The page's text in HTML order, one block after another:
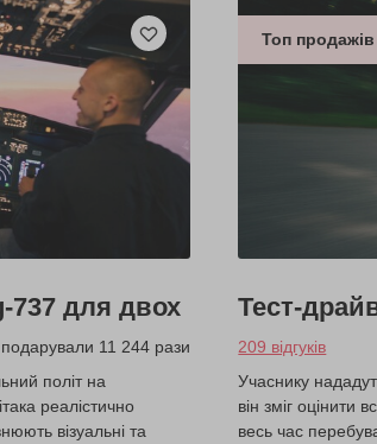
737 для двох
подарували 11 244 рази
політ на
реалістично
візуальні та
Топ продажів
Тест-
209 відгуків
Учаснику
він зміг оцінити
весь час